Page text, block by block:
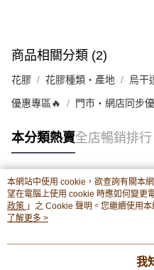
每筆HK$80.00，滿HK$380.00
每筆HK$80.00，滿HK$380.00
商品相關分類 (2)
花膠 花膠種類・產地 烏干
優惠專區🔥 門市・網店同步
本分類熱賣全店暢銷排行
熱門標籤
熱銷排行
本網站中使用 cookie，欲查詢有關本
望在電腦上使用 cookie 時應如何變更
政策 」之 Cookie 聲明。您繼續使用
條款之 Cookie 聲明使用 cookie。
了解更多 >
我